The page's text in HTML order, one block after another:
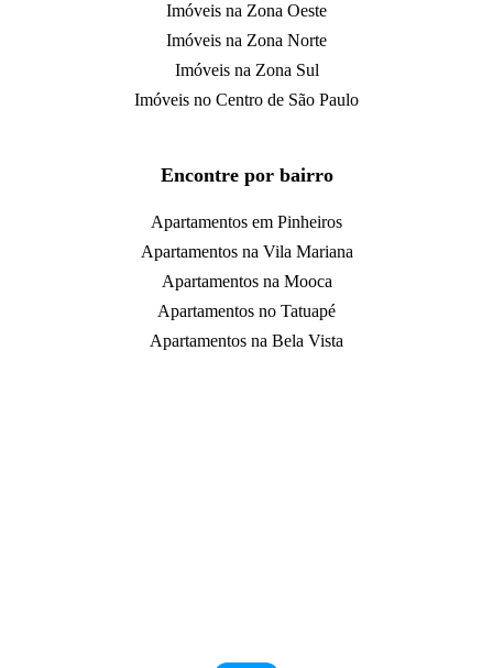
Imóveis na Zona Oeste
Imóveis na Zona Norte
Imóveis na Zona Sul
Imóveis no Centro de São Paulo
Encontre por bairro
Apartamentos em Pinheiros
Apartamentos na Vila Mariana
Apartamentos na Mooca
Apartamentos no Tatuapé
Apartamentos na Bela Vista